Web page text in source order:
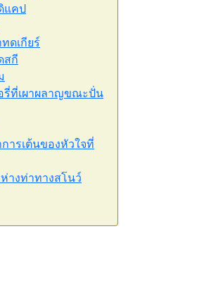
แคป
ดเกียร์
สกี
รี่ที่เผาผลาญขณะปั่น
ารเต้นของหัวใจที่
างท่าทางสโนว์